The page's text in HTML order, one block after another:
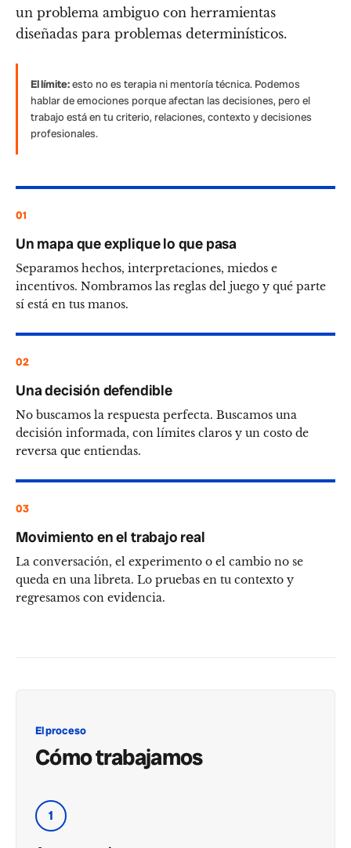
un problema ambiguo con herramientas
diseñadas para problemas determinísticos.
El límite:esto no es terapia ni mentoría técnica. Podemos
hablar de emociones porque afectan las decisiones, pero el
trabajo está en tu criterio, relaciones, contexto y decisiones
profesionales.
01
Un mapa que explique lo que pasa
Separamos hechos, interpretaciones, miedos e
incentivos. Nombramos las reglas del juego y qué parte
sí está en tus manos.
02
Una decisión defendible
No buscamos la respuesta perfecta. Buscamos una
decisión informada, con límites claros y un costo de
reversa que entiendas.
03
Movimiento en el trabajo real
La conversación, el experimento o el cambio no se
queda en una libreta. Lo pruebas en tu contexto y
regresamos con evidencia.
El proceso
Cómo trabajamos
1